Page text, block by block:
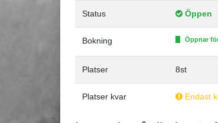
Status Öppen
Bokning Öppnar
Platser 8st
Platser kvar Endast